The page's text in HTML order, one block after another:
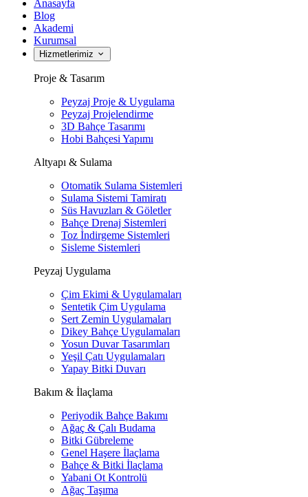
Anasayfa
Blog
Akademi
Kurumsal
Hizmetlerimiz
Proje & Tasarım
Peyzaj Proje & Uygulama
Peyzaj Projelendirme
3D Bahçe Tasarımı
Hobi Bahçesi Yapımı
Altyapı & Sulama
Otomatik Sulama Sistemleri
Sulama Sistemi Tamiratı
Süs Havuzları & Göletler
Bahçe Drenaj Sistemleri
Toz İndirgeme Sistemleri
Sisleme Sistemleri
Peyzaj Uygulama
Çim Ekimi & Uygulamaları
Sentetik Çim Uygulama
Sert Zemin Uygulamaları
Dikey Bahçe Uygulamaları
Yosun Duvar Tasarımları
Yeşil Çatı Uygulamaları
Yapay Bitki Duvarı
Bakım & İlaçlama
Periyodik Bahçe Bakımı
Ağaç & Çalı Budama
Bitki Gübreleme
Genel Haşere İlaçlama
Bahçe & Bitki İlaçlama
Yabani Ot Kontrolü
Ağaç Taşıma